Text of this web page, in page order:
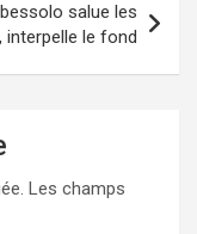
salue les
le fond
Les champs